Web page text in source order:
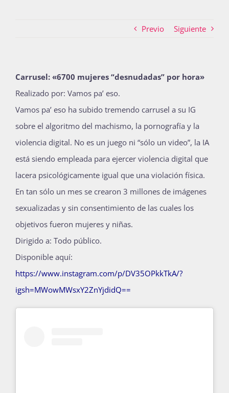
La Boletina
Blog
Recursos
Súmate
Bienvenida generación 2027-1
Previo Siguiente
Carrusel: «6700 mujeres “desnudadas” por hora»
Realizado por: Vamos pa’ eso.
Vamos pa’ eso ha subido tremendo carrusel a su IG
sobre el algoritmo del machismo, la pornografía y la
violencia digital. No es un juego ni “sólo un video”, la IA
está siendo empleada para ejercer violencia digital que
lacera psicológicamente igual que una violación física.
En tan sólo un mes se crearon 3 millones de imágenes
sexualizadas y sin consentimiento de las cuales los
objetivos fueron mujeres y niñas.
Dirigido a: Todo público.
Disponible aquí:
https://www.instagram.com/p/DV35OPkkTkA/?
igsh=MWowMWsxY2ZnYjdidQ==